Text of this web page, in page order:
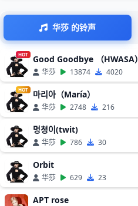
华莎 的铃声
HOT Good Goodbye （HWASA）
华莎 13874 4020
HOT 마리아（María）
华莎 2748 216
멍청이(twit)
华莎 786 30
Orbit
华莎 629 23
APT rose